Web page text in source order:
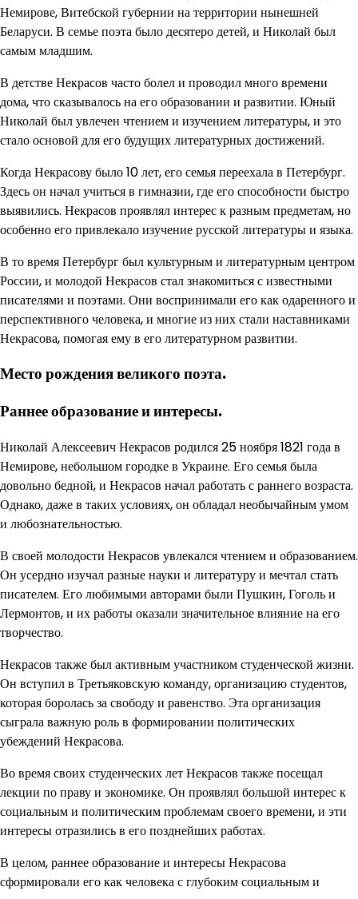
Немирове, Витебской губернии на территории нынешней
Беларуси. В семье поэта было десятеро детей, и Николай был
самым младшим.
В детстве Некрасов часто болел и проводил много времени
дома, что сказывалось на его образовании и развитии. Юный
Николай был увлечен чтением и изучением литературы, и это
стало основой для его будущих литературных достижений.
Когда Некрасову было 10 лет, его семья переехала в Петербург.
Здесь он начал учиться в гимназии, где его способности быстро
выявились. Некрасов проявлял интерес к разным предметам, но
особенно его привлекало изучение русской литературы и языка.
В то время Петербург был культурным и литературным центром
России, и молодой Некрасов стал знакомиться с известными
писателями и поэтами. Они воспринимали его как одаренного и
перспективного человека, и многие из них стали наставниками
Некрасова, помогая ему в его литературном развитии.
Место рождения великого поэта.
Раннее образование и интересы.
Николай Алексеевич Некрасов родился 25 ноября 1821 года в
Немирове, небольшом городке в Украине. Его семья была
довольно бедной, и Некрасов начал работать с раннего возраста.
Однако, даже в таких условиях, он обладал необычайным умом
и любознательностью.
В своей молодости Некрасов увлекался чтением и образованием.
Он усердно изучал разные науки и литературу и мечтал стать
писателем. Его любимыми авторами были Пушкин, Гоголь и
Лермонтов, и их работы оказали значительное влияние на его
творчество.
Некрасов также был активным участником студенческой жизни.
Он вступил в Третьяковскую команду, организацию студентов,
которая боролась за свободу и равенство. Эта организация
сыграла важную роль в формировании политических
убеждений Некрасова.
Во время своих студенческих лет Некрасов также посещал
лекции по праву и экономике. Он проявлял большой интерес к
социальным и политическим проблемам своего времени, и эти
интересы отразились в его позднейших работах.
В целом, раннее образование и интересы Некрасова
сформировали его как человека с глубоким социальным и